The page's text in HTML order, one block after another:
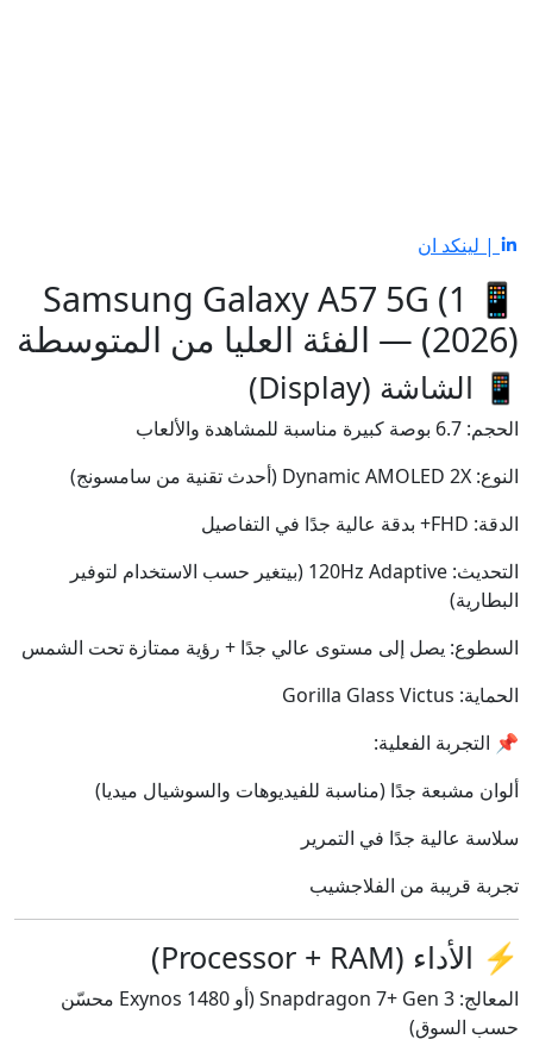
| لينكد ان
📱 1) Samsung Galaxy A57 5G
(2026) — الفئة العليا من المتوسطة
📱 الشاشة (Display)
الحجم: 6.7 بوصة كبيرة مناسبة للمشاهدة والألعاب
النوع: Dynamic AMOLED 2X (أحدث تقنية من سامسونج)
الدقة: FHD+ بدقة عالية جدًا في التفاصيل
التحديث: 120Hz Adaptive (بيتغير حسب الاستخدام لتوفير
البطارية)
السطوع: يصل إلى مستوى عالي جدًا + رؤية ممتازة تحت الشمس
الحماية: Gorilla Glass Victus
📌 التجربة الفعلية:
ألوان مشبعة جدًا (مناسبة للفيديوهات والسوشيال ميديا)
سلاسة عالية جدًا في التمرير
تجربة قريبة من الفلاجشيب
⚡ الأداء (Processor + RAM)
المعالج: Snapdragon 7+ Gen 3 (أو Exynos 1480 محسّن
حسب السوق)